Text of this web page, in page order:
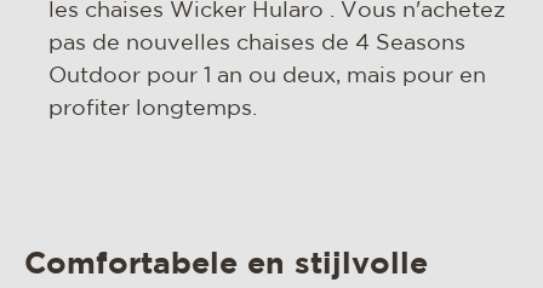
les chaises Wicker Hularo . Vous n'achetez
pas de nouvelles chaises de 4 Seasons
Outdoor pour 1 an ou deux, mais pour en
profiter longtemps.
Comfortabele en stijlvolle